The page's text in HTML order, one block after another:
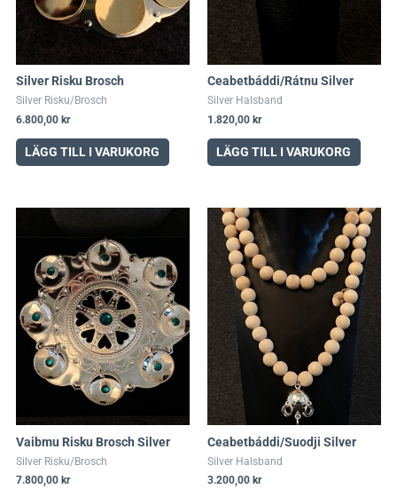
Silver Risku Brosch
Silver Risku/Brosch
6.800,00 kr
LÄGG TILL I VARUKORG
Ceabetbáddi/Rátnu Silver
Silver Halsband
1.820,00 kr
LÄGG TILL I VARUKORG
Vaibmu Risku Brosch Silver
Silver Risku/Brosch
7.800,00 kr
Ceabetbáddi/Suodji Silver
Silver Halsband
3.200,00 kr